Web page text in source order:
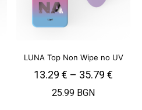
LUNA Top Non Wipe no UV
13.29€ – 35.79€
25.99 BGN